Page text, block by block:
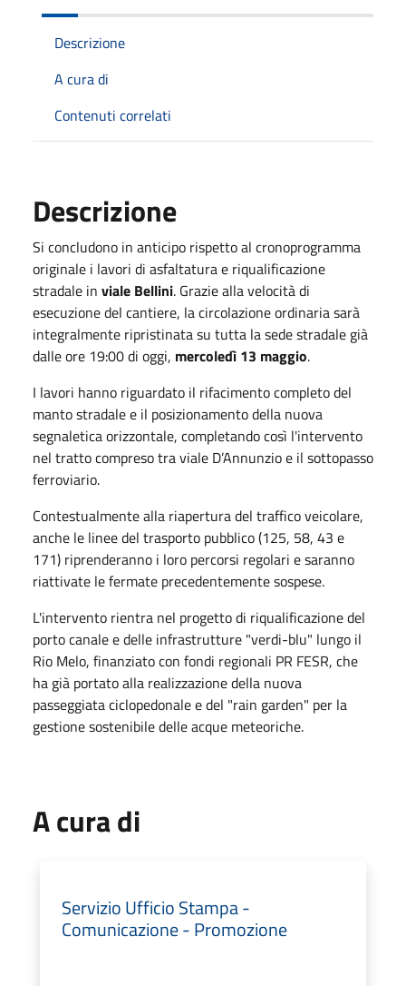
Descrizione
A cura di
Contenuti correlati
Descrizione
Si concludono in anticipo rispetto al cronoprogramma
originale i lavori di asfaltatura e riqualificazione
stradale in viale Bellini. Grazie alla velocità di
esecuzione del cantiere, la circolazione ordinaria sarà
integralmente ripristinata su tutta la sede stradale già
dalle ore 19:00di oggi, mercoledì 13 maggio.
I lavori hanno riguardato il rifacimento completo del
manto stradale e il posizionamento della nuova
segnaletica orizzontale, completando così l'intervento
nel tratto compreso tra viale D’Annunzio e il sottopasso
ferroviario.
Contestualmente alla riapertura del traffico veicolare,
anche le linee del trasporto pubblico (125, 58, 43 e
171) riprenderanno i loro percorsi regolari e saranno
riattivate le fermate precedentemente sospese.
L'intervento rientra nel progetto di riqualificazione del
porto canale e delle infrastrutture "verdi-blu" lungo il
Rio Melo, finanziato con fondi regionali PR FESR, che
ha già portato alla realizzazione della nuova
passeggiata ciclopedonale e del "rain garden" per la
gestione sostenibile delle acque meteoriche.
A cura di
Servizio Ufficio Stampa -
Comunicazione - Promozione